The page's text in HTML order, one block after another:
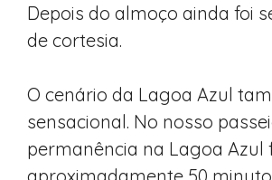
Depois do almoço ainda foi
de cortesia.
O cenário da Lagoa Azul
sensacional. No nosso
permanência na Lagoa Azul